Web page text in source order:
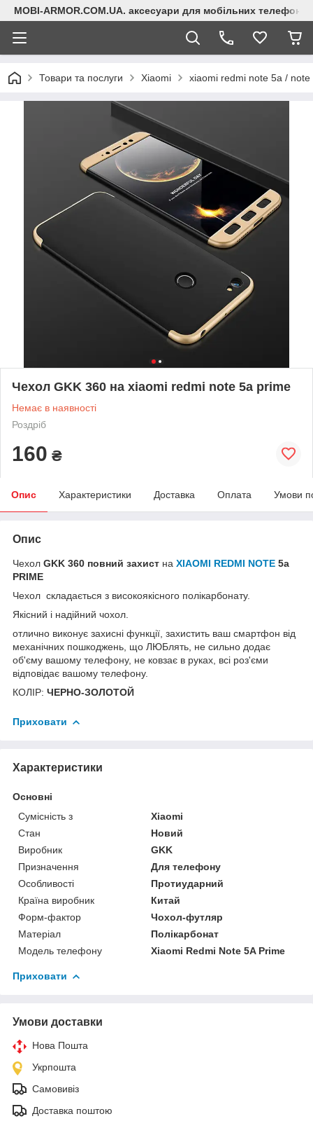
MOBI-ARMOR.COM.UA. аксесуари для мобільних телефонів
Товари та послуги Xiaomi xiaomi redmi note 5a / note
Чехол GKK 360 на xiaomi redmi note 5a prime
Немає в наявності
Роздріб
160 ₴
Опис Характеристики Доставка Оплата Умови
Опис
Чехол GKK 360 повний захист на XIAOMI REDMI NOTE 5a
PRIME
Чехол складається з високоякісного полікарбонату.
Якісний і надійний чохол.
отлично виконує захисні функції, захистить ваш смартфон від
механічних пошкоджень, що ЛЮБлять, не сильно додає
об'єму вашому телефону, не ковзає в руках, всі роз'єми
відповідає вашому телефону.
КОЛІР: ЧЕРНО-ЗОЛОТОЙ
Приховати
Характеристики
Основні
Сумісність з
Xiaomi
Стан
Новий
Виробник
GKK
Призначення
Для телефону
Особливості
Протиударний
Країна виробник
Китай
Форм-фактор
Чохол-футляр
Матеріал
Полікарбонат
Модель телефону
Xiaomi Redmi Note 5A Prime
Приховати
Умови доставки
Нова Пошта
Укрпошта
Самовивіз
Доставка поштою